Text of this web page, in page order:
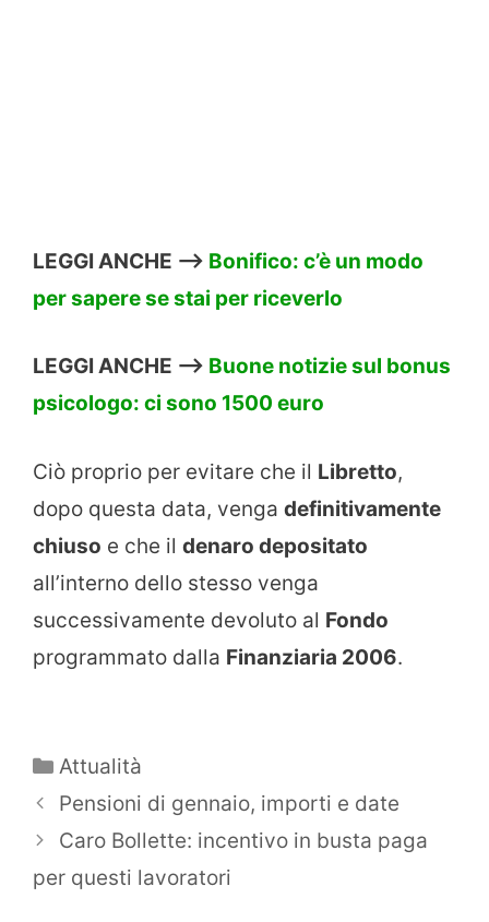
LEGGI ANCHE –> Bonifico: c’è un modo
per sapere se stai per riceverlo
LEGGI ANCHE –> Buone notizie sul bonus
psicologo: ci sono 1500 euro
Ciò proprio per evitare che il Libretto,
dopo questa data, venga definitivamente
chiuso e che il denaro depositato
all’interno dello stesso venga
successivamente devoluto al Fondo
programmato dalla Finanziaria 2006.
Categorie
Attualità
Pensioni di gennaio, importi e date
Caro Bollette: incentivo in busta paga
per questi lavoratori